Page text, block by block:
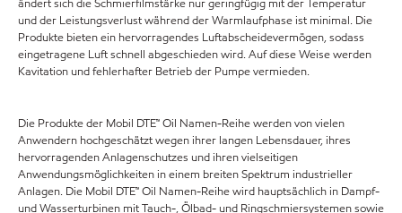
ändert sich die Schmierfilmstärke nur geringfügig mit der Temperatur
und der Leistungsverlust während der Warmlaufphase ist minimal. Die
Produkte bieten ein hervorragendes Luftabscheidevermögen, sodass
eingetragene Luft schnell abgeschieden wird. Auf diese Weise werden
Kavitation und fehlerhafter Betrieb der Pumpe vermieden.
Die Produkte der Mobil DTE™ Oil Namen-Reihe werden von vielen
Anwendern hochgeschätzt wegen ihrer langen Lebensdauer, ihres
hervorragenden Anlagenschutzes und ihren vielseitigen
Anwendungsmöglichkeiten in einem breiten Spektrum industrieller
Anlagen. Die Mobil DTE™ Oil Namen-Reihe wird hauptsächlich in Dampf-
und Wasserturbinen mit Tauch-, Ölbad- und Ringschmiersystemen sowie